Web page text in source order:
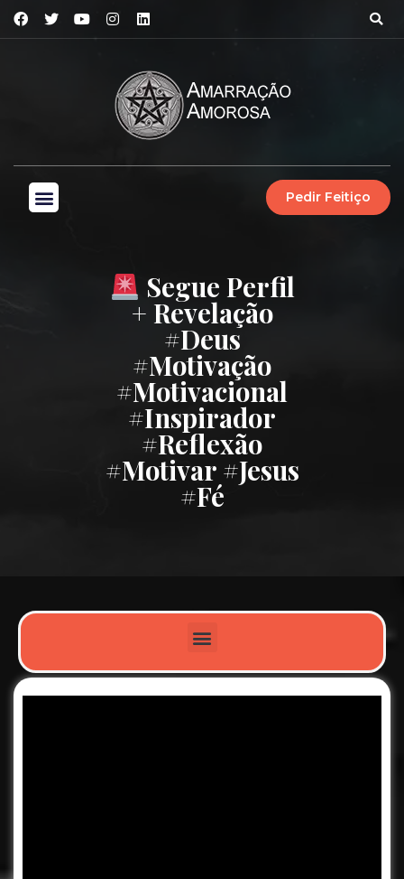
Pedir Feitiço
Segue Perfil
+ Revelação
#deus
#motivação
#motivacional
#inspirador
#reflexão
#motivar #jesus
#fé